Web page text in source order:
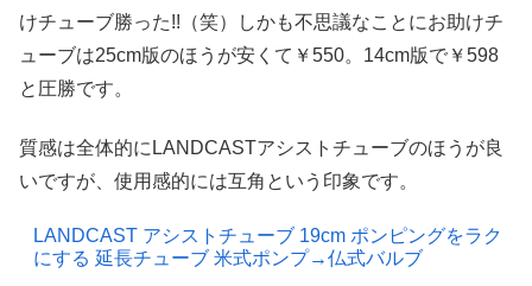
けチューブ勝った!!（笑）しかも不思議なことにお助けチ
ューブは25cm版のほうが安くて￥550。14cm版で￥598
と圧勝です。
質感は全体的にLANDCASTアシストチューブのほうが良
いですが、使用感的には互角という印象です。
LANDCAST アシストチューブ 19cm ポンピングをラク
にする 延長チューブ 米式ポンプ→仏式バルブ